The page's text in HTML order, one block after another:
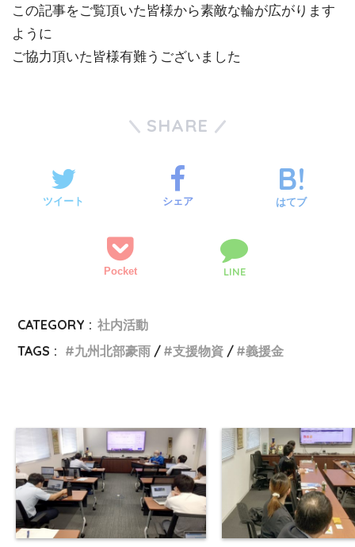
この記事をご覧頂いた皆様から素敵な輪が広がります
ように
ご協力頂いた皆様有難うございました
SHARE
ツイート シェア はてブ
Pocket LINE
CATEGORY : 社内活動
TAGS :
九州北部豪雨 支援物資 義援金